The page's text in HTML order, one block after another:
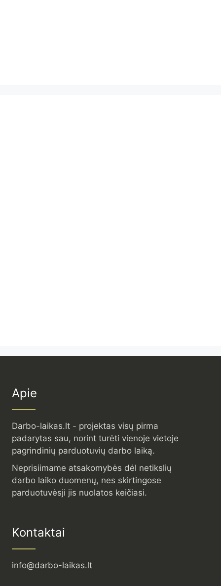
Apie
Darbo-laikas.lt - projektas visų pirma
padarytas sau, norint turėti vienoje vietoje
pagrindinių parduotuvių darbo laiką.
Neprisiimame atsakomybės dėl netikslių
darbo laiko duomenų, nes skirtingose
parduotuvėsji jis nuolatos keičiasi.
Kontaktai
info@darbo-laikas.lt